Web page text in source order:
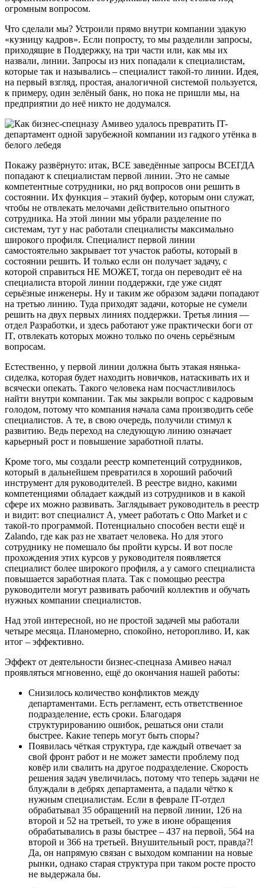
огромным вопросом.
Что сделали мы? Устроили прямо внутри компании эдакую
«кузницу кадров». Если попросту, то мы разделили запросы,
приходящие в Поддержку, на три части или, как мы их
назвали, линии. Запросы из них попадали к специалистам,
которые так и назывались – специалист такой-то линии. Идея,
на первый взгляд, простая, аналогичной системой пользуется,
к примеру, один зелёный банк, но пока не пришли мы, на
предприятии до неё никто не додумался.
Покажу развёрнуто: итак, ВСЕ заведённые запросы ВСЕГДА
попадают к специалистам первой линии. Это не самые
компетентные сотрудники, но ряд вопросов они решить в
состоянии. Их функция – этакий буфер, которым они служат,
чтобы не отвлекать мелочами действительно опытного
сотрудника. На этой линии мы убрали разделение по
системам, тут у нас работали специалисты максимально
широкого профиля. Специалист первой линии
самостоятельно закрывает тот участок работы, который в
состоянии решить. И только если он получает задачу, с
которой справиться НЕ МОЖЕТ, тогда он переводит её на
специалиста второй линии поддержки, где уже сидят
серьёзные инженеры. Ну и таким же образом задачи попадают
на третью линию. Туда приходят задачи, которые не сумели
решить на двух первых линиях поддержки. Третья линия —
отдел Разработки, и здесь работают уже практически боги от
IT, отвлекать которых можно только по очень серьёзным
вопросам.
Естественно, у первой линии должна быть этакая нянька-
сиделка, которая будет находить новичков, натаскивать их и
всячески опекать. Такого человека нам посчастливилось
найти внутри компании. Так мы закрыли вопрос с кадровым
голодом, потому что компания начала сама производить себе
специалистов. А те, в свою очередь, получили стимул к
развитию. Ведь переход на следующую линию означает
карьерный рост и повышение заработной платы.
Кроме того, мы создали реестр компетенций сотрудников,
который в дальнейшем превратился в хороший рабочий
инструмент для руководителей. В реестре видно, какими
компетенциями обладает каждый из сотрудников и в какой
сфере их можно развивать. Заглядывает руководитель в реестр
и видит: вот специалист А, умеет работать с Otto Market и с
такой-то программой. Потенциально способен вести ещё и
Zalando, где как раз не хватает человека. Но для этого
сотруднику не помешало бы пройти курсы. И вот после
прохождения этих курсов у руководителя появляется
специалист более широкого профиля, а у самого специалиста
повышается заработная плата. Так с помощью реестра
руководители могут развивать рабочий коллектив и обучать
нужных компании специалистов.
Над этой интересной, но не простой задачей мы работали
четыре месяца. Планомерно, спокойно, неторопливо. И, как
итог – эффективно.
Эффект от деятельности бизнес-спецназа Амивео начал
проявляться мгновенно, ещё до окончания нашей работы:
Снизилось количество конфликтов между
департаментами. Есть регламент, есть ответственное
подразделение, есть сроки. Благодаря
структурированию ошибок, решаться они стали
быстрее. Какие теперь могут быть споры?
Появилась чёткая структура, где каждый отвечает за
свой фронт работ и не может замести проблему под
ковёр или свалить на другое подразделение. Скорость
решения задач увеличилась, потому что теперь задачи не
блуждали в дебрях департамента, а падали чётко к
нужным специалистам. Если в феврале IT-отдел
обрабатывал 35 обращений на первой линии, 126 на
второй и 52 на третьей, то уже в июне обращения
обрабатывались в разы быстрее – 437 на первой, 564 на
второй и 366 на третьей. Внушительный рост, правда?!
Да, он напрямую связан с выходом компании на новые
рынки, однако старая структура при таком росте просто
не выдержала бы.